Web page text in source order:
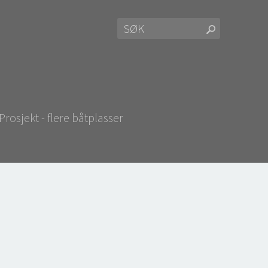
Prosjekt - flere båtplasser